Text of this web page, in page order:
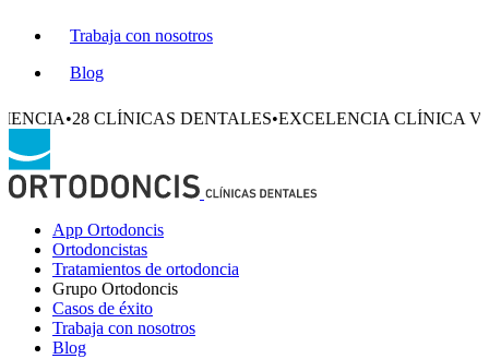
Trabaja con nosotros
Blog
CLÍNICAS DENTALES•EXCELENCIA CLÍNICA VERIFICADA
App Ortodoncis
Ortodoncistas
Tratamientos de ortodoncia
Grupo Ortodoncis
Casos de éxito
Trabaja con nosotros
Blog